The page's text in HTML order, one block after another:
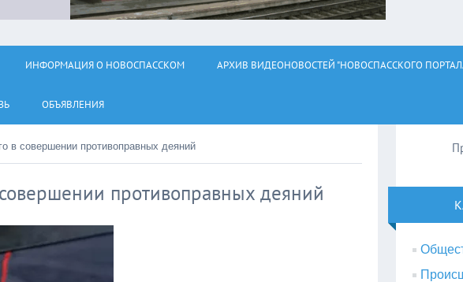
ИНФОРМАЦИЯ О НОВОСПАССКОМ АРХИВ ВИДЕОНОВОСТЕЙ "НОВОСПАССКОГО
ОБЪЯВЛЕНИЯ
в совершении противоправных деяний
противоправных деяний